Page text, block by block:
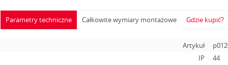
Parametry techniczne
Artykuł
IP
44
Całkowite wymiary montażowe Gdzie kupić?